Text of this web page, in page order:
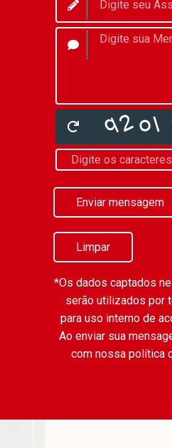
Enviar mensagem
Limpar
*Os dados captados
serão utilizados por
para uso interno de
Ao enviar sua
com nossa política